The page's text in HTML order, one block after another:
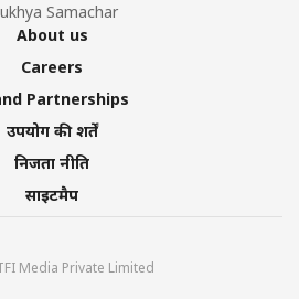
Samachar
About us
Careers
Partnerships
उपयोग की शर्तें
निजता नीति
साइटमैप
Media Private Limited